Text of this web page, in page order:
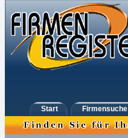
Start Firmensuche